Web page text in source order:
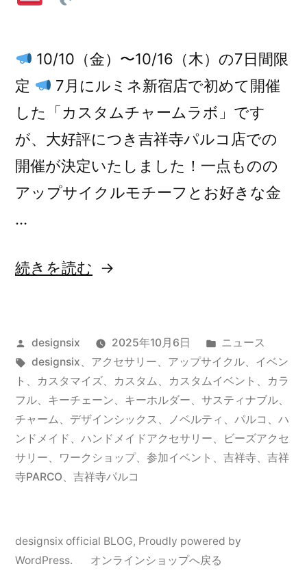
ペ
ン”
の
10/10（金）〜10/16（木）の7日間限
定
7月にルミネ新宿店で初めて開催
した「カスタムチャームラボ」です
が、大好評につき吉祥寺パルコ店での
開催が決定いたしました！一点ものの
アップサイクルモチーフとお好きな金
…
“【予
祥
寺
パ
ル
コ
店
ス
タ
続きを読む
投
稿
者:
designsix 2025年10月6日
カ
テ
ゴ
リ
ー:
ニュース
タ
グ:
designsix、 アクセサリー、 アップサイクル、 イベン
ト 、 カスタマイズ、 カスタム、 カスタムイベント 、
カラ
フル、 キーチェーン、 キーホルダー、 サスティナブル、
チャーム、 デザインシックス 、 ノベルティ 、 パルコ 、 ハ
ンドメイド 、 ハンドメイドアクセサリー、
ビーズアクセ
サリー、 ワークショップ、 参加イベント 、 吉祥寺、 吉祥
寺PARCO、 吉祥寺パルコ
designsix official BLOG, Proudly powered by
WordPress.
オンラインショップへ戻る